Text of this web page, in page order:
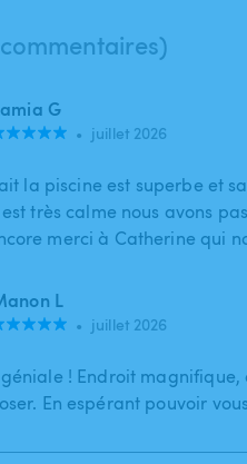
G
• juillet 2026
la piscine est superbe et
très calme nous avons
merci à Catherine qui
L
• juillet 2026
! Endroit
En espérant pouvoir